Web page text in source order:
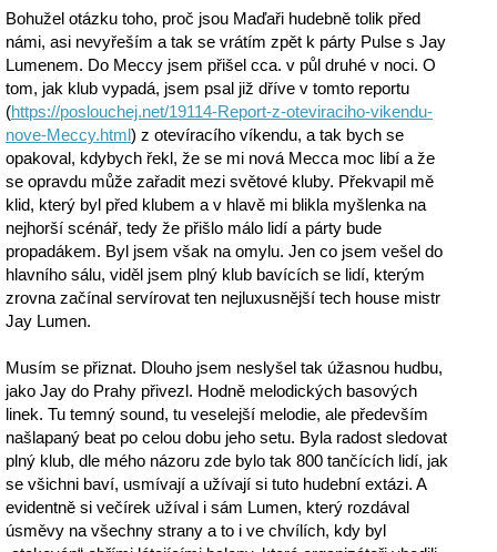
Bohužel otázku toho, proč jsou Maďaři hudebně tolik před
námi, asi nevyřeším a tak se vrátím zpět k párty Pulse s Jay
Lumenem. Do Meccy jsem přišel cca. v půl druhé v noci. O
tom, jak klub vypadá, jsem psal již dříve v tomto reportu
(https://poslouchej.net/19114-Report-z-oteviraciho-vikendu-
nove-Meccy.html) z otevíracího víkendu, a tak bych se
opakoval, kdybych řekl, že se mi nová Mecca moc libí a že
se opravdu může zařadit mezi světové kluby. Překvapil mě
klid, který byl před klubem a v hlavě mi blikla myšlenka na
nejhorší scénář, tedy že přišlo málo lidí a párty bude
propadákem. Byl jsem však na omylu. Jen co jsem vešel do
hlavního sálu, viděl jsem plný klub bavících se lidí, kterým
zrovna začínal servírovat ten nejluxusnější tech house mistr
Jay Lumen.
Musím se přiznat. Dlouho jsem neslyšel tak úžasnou hudbu,
jako Jay do Prahy přivezl. Hodně melodických basových
linek. Tu temný sound, tu veselejší melodie, ale především
našlapaný beat po celou dobu jeho setu. Byla radost sledovat
plný klub, dle mého názoru zde bylo tak 800 tančících lidí, jak
se všichni baví, usmívají a užívají si tuto hudební extázi. A
evidentně si večírek užíval i sám Lumen, který rozdával
úsměvy na všechny strany a to i ve chvílích, kdy byl